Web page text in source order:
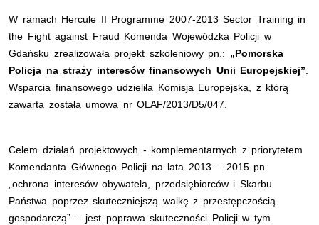
W ramach Hercule II Programme 2007-2013 Sector Training in
the Fight against Fraud Komenda Wojewódzka Policji w
Gdańsku zrealizowała projekt szkoleniowy pn.: „Pomorska
Policja na straży interesów finansowych Unii Europejskiej”
Wsparcia finansowego udzieliła Komisja Europejska, z którą
zawarta została umowa nr OLAF/2013/D5/047.
Celem działań projektowych - komplementarnych z priorytetem
Komendanta Głównego Policji na lata 2013 – 2015 pn.
„ochrona interesów obywatela, przedsiębiorców i Skarbu
Państwa poprzez skuteczniejszą walkę z przestępczością
gospodarczą” – jest poprawa skuteczności Policji w tym